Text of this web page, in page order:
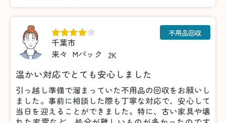
千葉市
来々 Mパック 2K
不用品回収
温かい対応でとても安心しました
引っ越し準備で溜まっていた不用品の回収をお願いし
ました。事前に相談した際も丁寧な対応で、安心して
当日を迎えることができました。特に、古い家具や壊